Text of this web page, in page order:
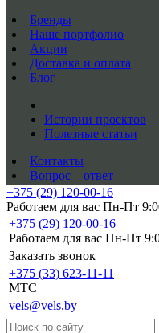
Бренды
Наше портфолио
Акции
Доставка и оплата
Блог
Истории проектов
Полезные статьи
Контакты
Вопрос—ответ
+375 (29) 120-00-16
Работаем для вас Пн-Пт
+375 (29) 120-00-16
Работаем для вас Пн-Пт
Заказать звонок
+375 (33) 623-11-11
MTC
vels@vels.by